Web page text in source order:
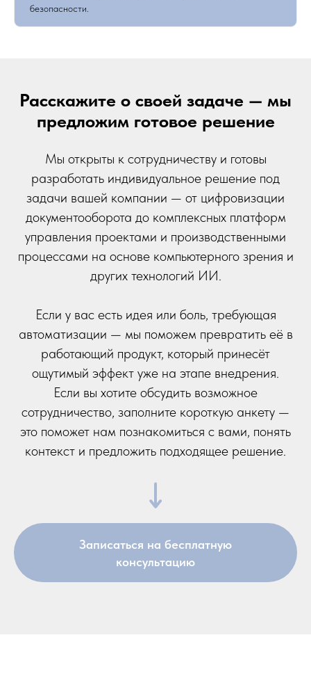
безопасности.
Расскажите о своей задаче — мы
предложим готовое решение
Мы открыты к сотрудничеству и готовы
разработать индивидуальное решение под
задачи вашей компании — от цифровизации
документооборота до комплексных платформ
управления проектами и производственными
процессами на основе компьютерного зрения и
других технологий ИИ.
Если у вас есть идея или боль, требующая
автоматизации — мы поможем превратить её в
работающий продукт, который принесёт
ощутимый эффект уже на этапе внедрения.
Если вы хотите обсудить возможное
сотрудничество, заполните короткую анкету —
это поможет нам познакомиться с вами, понять
контекст и предложить подходящее решение.
Записаться на бесплатную
консультацию